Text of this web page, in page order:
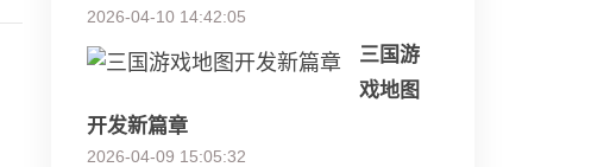
2026-04-10 14:42:05
三国游
戏地图
开发新篇章
2026-04-09 15:05:32